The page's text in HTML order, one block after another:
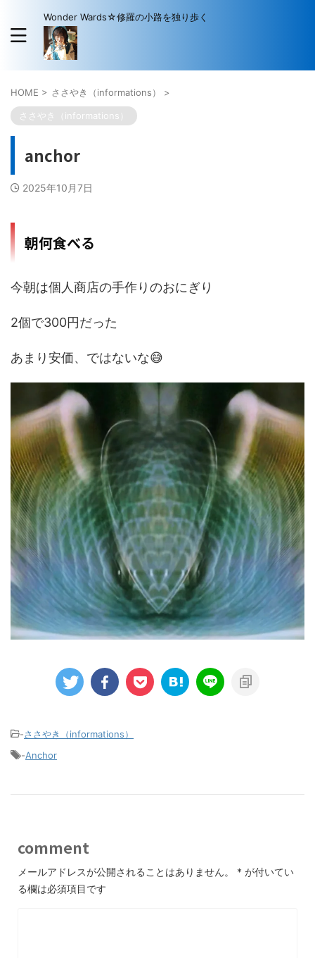
Wonder Wards☆修羅の小路を独り歩く
HOME > ささやき（informations） >
ささやき（informations）
anchor
2025年10月7日
朝何食べる
今朝は個人商店の手作りのおにぎり
2個で300円だった
あまり安価、ではないな😅
-ささやき（informations）
-Anchor
comment
メールアドレスが公開されることはありません。 * が付いてい
る欄は必須項目です